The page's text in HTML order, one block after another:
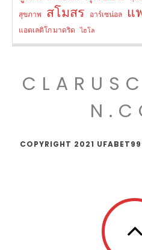
สุขภาพ สโมสร อาร์เซน่อล แ
แอตเลติโก มาดริด ไฮโล
COPYRIGHT 2021